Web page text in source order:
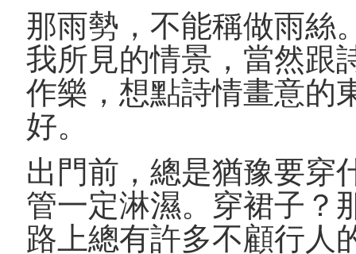
那雨勢，不能稱做雨絲
我所見的情景，當然跟
作樂，想點詩情畫意的
好。
出門前，總是猶豫要穿
管一定淋濕。穿裙子？
路上總有許多不顧行人